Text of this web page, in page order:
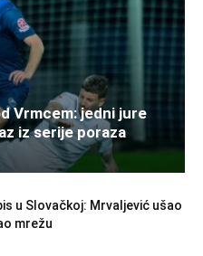
Vrmcem: jedni jure
iz serije poraza
u Slovačkoj: Mrvaljević ušao
mrežu